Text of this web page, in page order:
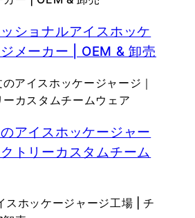
ショナルアイスホッケ
メーカー | OEM & 卸売
アイスホッケージャー
トリーカスタムチーム